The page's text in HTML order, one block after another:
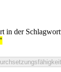
in der